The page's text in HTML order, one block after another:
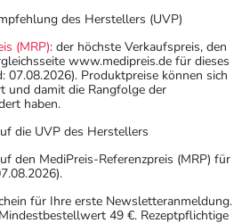
des Herstellers (UVP)
(MRP): der höchste Verkaufspreis, den
www.medipreis.de für dieses
07.08.2026). Produktpreise können sich
und damit die Rangfolge der
haben.
die UVP des Herstellers
den MediPreis-Referenzpreis (MRP) für
für Ihre erste Newsletteranmeldung.
49 €. Rezeptpflichtige